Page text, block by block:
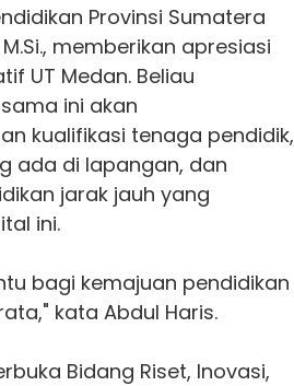
Provinsi Sumatera
memberikan apresiasi
UT Medan. Beliau
ini akan
kualifikasi tenaga pendidik,
ada di lapangan, dan
jarak jauh yang
ini.
bagi kemajuan pendidikan
kata Abdul Haris.
Bidang Riset, Inovasi,